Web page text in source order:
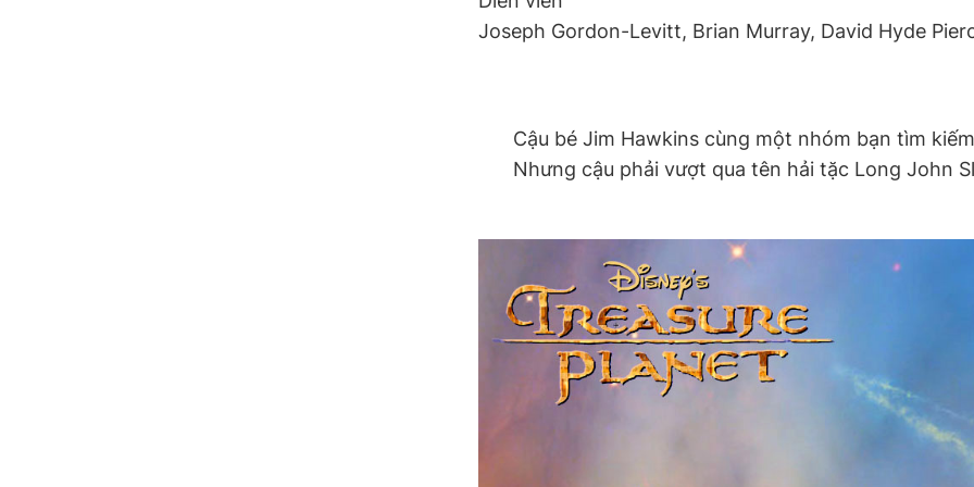
Joseph Gordon-Levitt, Brian Murray, David Hyde
Cậu bé Jim Hawkins cùng một nhóm bạn tìm
Nhưng cậu phải vượt qua tên hải tặc Long John